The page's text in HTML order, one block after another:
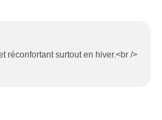
réconfortant surtout en hiver.<br />